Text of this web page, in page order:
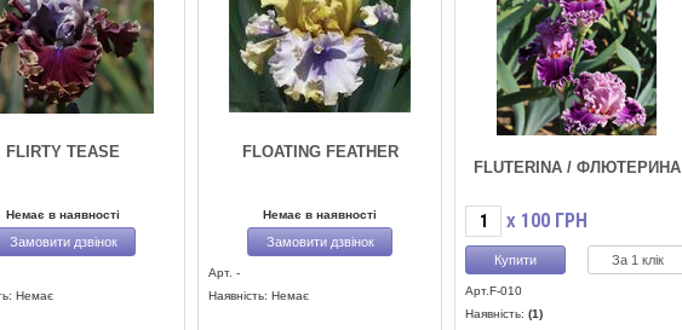
FLIRTY TEASE
Немає в наявності
Замовити дзвінок
Немає
FLOATING FEATHER
Немає в наявності
Замовити дзвінок
Арт. -
Наявність: Немає
FLUTERINA / ФЛЮТЕРИНА
X 100 ГРН
За 1 клік
Арт.F-010
Наявність:(1)